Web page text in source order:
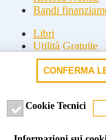
Bandi
Libri
Utilità Gratuite
Guide fiscali
Seguici
Seguici
CONFERMA
Cookie Tecnici